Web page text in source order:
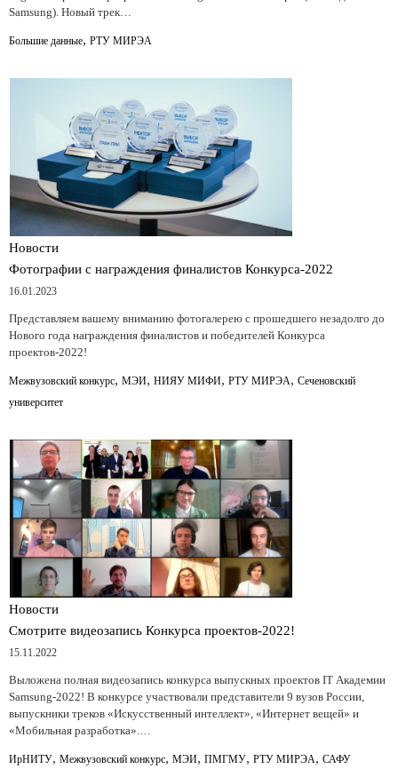
Samsung). Новый трек…
Большие данные, РТУ МИРЭА
Новости
Фотографии с награждения финалистов Конкурса-2022
16.01.2023
Представляем вашему вниманию фотогалерею с прошедшего незадолго до
Нового года награждения финалистов и победителей Конкурса
проектов-2022!
Межвузовский конкурс, МЭИ, НИЯУ МИФИ, РТУ МИРЭА, Сеченовский
университет
Новости
Смотрите видеозапись Конкурса проектов-2022!
15.11.2022
Выложена полная видеозапись конкурса выпускных проектов IT Академии
Samsung-2022! В конкурсе участвовали представители 9 вузов России,
выпускники треков «Искусственный интеллект», «Интернет вещей» и
«Мобильная разработка».…
ИрНИТУ, Межвузовский конкурс, МЭИ, ПМГМУ, РТУ МИРЭА, САФУ